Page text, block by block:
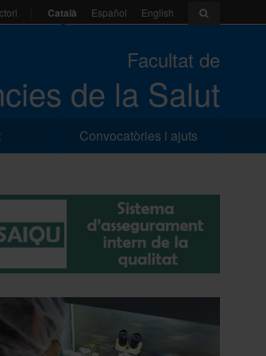
Català Español English
Facultat de
de la Salut
Convocatòries i ajuts